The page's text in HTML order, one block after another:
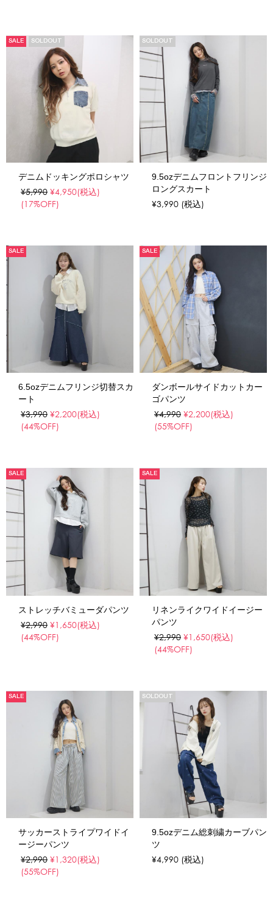
SALE SOLDOUT
デニムドッキングポロシャツ
¥5,990 ¥4,950(税込)
(17%OFF)
SOLDOUT
9.5ozデニムフロントフリンジ
ロングスカート
¥3,990 (税込)
SALE
6.5ozデニムフリンジ切替スカ
ート
¥3,990 ¥2,200(税込)
(44%OFF)
SALE
ダンボールサイドカットカー
ゴパンツ
¥4,990 ¥2,200(税込)
(55%OFF)
SALE
ストレッチバミューダパンツ
¥2,990 ¥1,650(税込)
(44%OFF)
SALE
リネンライクワイドイージー
パンツ
¥2,990 ¥1,650(税込)
(44%OFF)
SALE
サッカーストライプワイドイ
ージーパンツ
¥2,990 ¥1,320(税込)
(55%OFF)
SOLDOUT
9.5ozデニム総刺繍カーブパン
ツ
¥4,990 (税込)